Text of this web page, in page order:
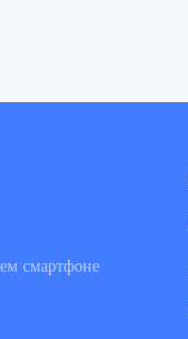
смартфоне